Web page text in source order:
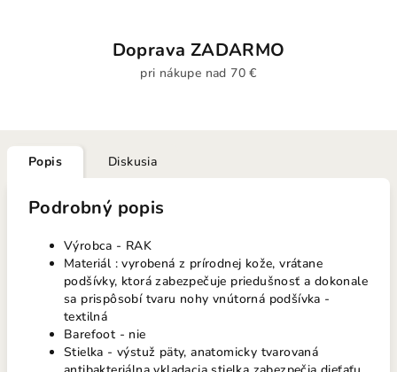
Doprava ZADARMO
pri nákupe nad 70 €
Popis Diskusia
Podrobný popis
Výrobca - RAK
Materiál : vyrobená z prírodnej kože, vrátane
podšívky, ktorá zabezpečuje priedušnosť a dokonale
sa prispôsobí tvaru nohy vnútorná podšívka -
textilná
Barefoot - nie
Stielka - výstuž päty, anatomicky tvarovaná